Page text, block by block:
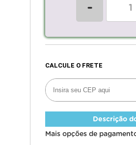
-
Descrição
Mais opções de